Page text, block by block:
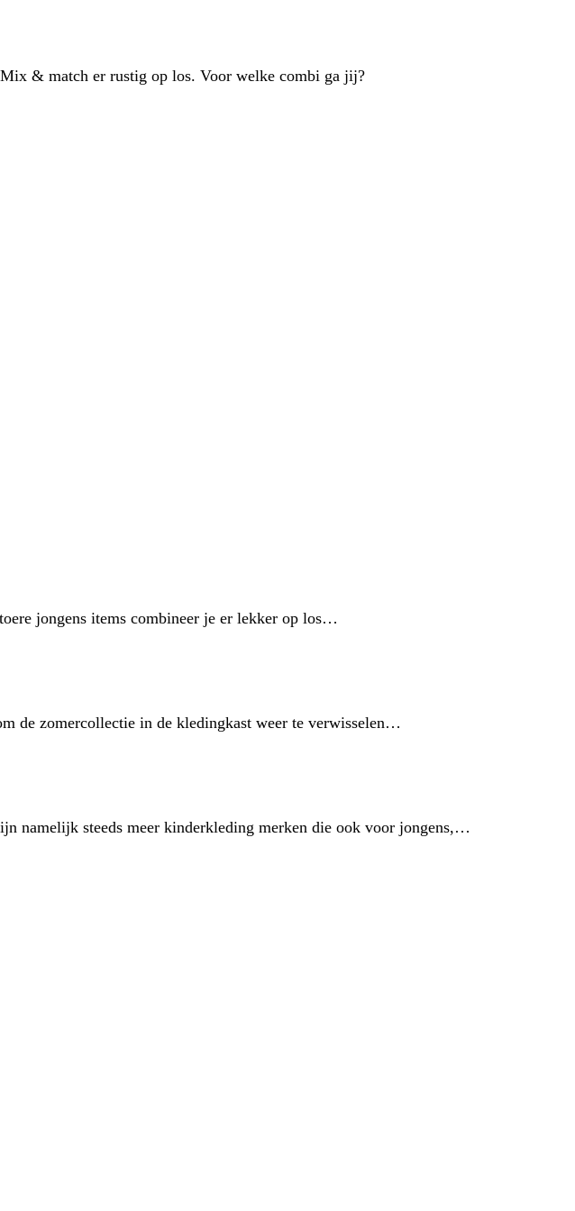
& match er rustig op los. Voor welke combi ga jij?
jongens items combineer je er lekker op los…
de zomercollectie in de kledingkast weer te verwisselen…
namelijk steeds meer kinderkleding merken die ook voor jongens,…